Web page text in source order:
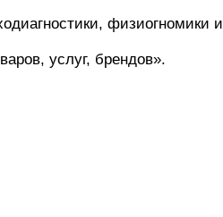
физиогномики и
услуг, брендов».